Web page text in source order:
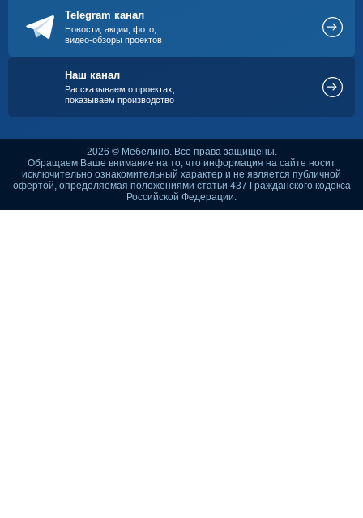
Telegram канал
Новости, акции, фото,
видео-обзоры проектов
Наш канал
Рассказываем о проектах,
показываем производство
2026 © Мебелино. Все права защищены.
Обращаем Ваше внимание на то, что информация на сайте носит
исключительно ознакомительный характер и не является публичной
офертой, определяемая положениями статьи 437 Гражданского кодекса
Российской Федерации.